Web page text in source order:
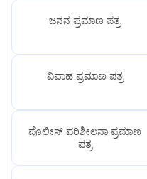
ಜನನ ಪ್ರಮಾಣ ಪತ್ರ
ವಿವಾಹ ಪ್ರಮಾಣ ಪತ್ರ
ಪೊಲೀಸ್ ಪರಿಶೀಲನಾ ಪ್ರಮಾಣ
ಪತ್ರ